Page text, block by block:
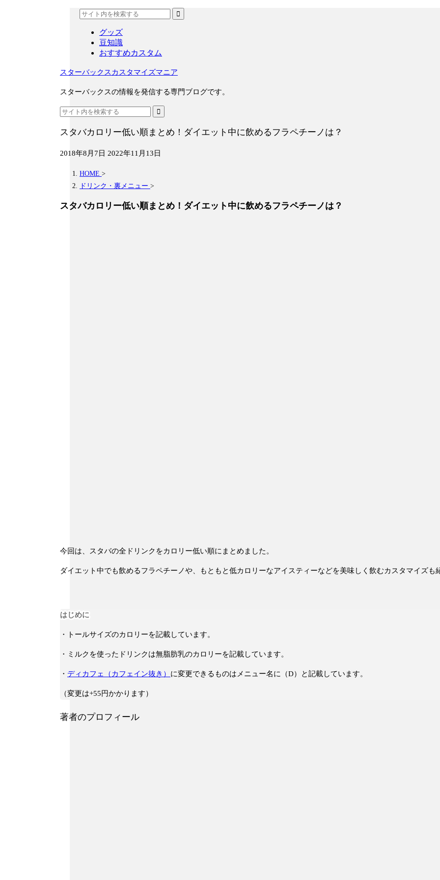
グッズ
豆知識
おすすめカスタム
スターバックスカスタマイズマニア
スターバックスの情報を発信する専門ブログです。
スタバカロリー低い順まとめ！ダイエット中に飲めるフラペチーノは？
2018年8月7日 2022年11月13日
HOME >
ドリンク・裏メニュー >
スタバカロリー低い順まとめ！ダイエット中に飲めるフラペチーノは？
今回は、スタバの全ドリンクをカロリー低い順にまとめました。
ダイエット中でも飲めるフラペチーノや、もともと低カロリーなアイスティーなどを美味しく飲むカスタマイズも
はじめに
・トールサイズのカロリーを記載しています。
・ミルクを使ったドリンクは無脂肪乳のカロリーを記載しています。
・ ディカフェ（カフェイン抜き） に変更できるものはメニュー名に（D）と記載しています。
（変更は+55円かかります）
著者のプロフィール